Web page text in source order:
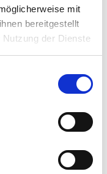
mit
bereitgestellt
der Dienste
Helfer für